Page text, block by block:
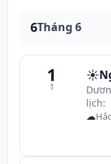
6Tháng 6
1
1
☀️
lịch:
☁